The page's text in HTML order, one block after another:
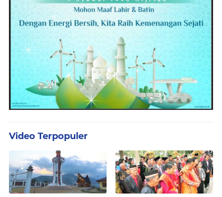
Video Terpopuler